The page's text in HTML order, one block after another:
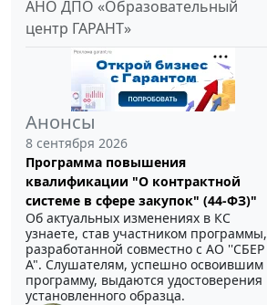
АНО ДПО «Образовательный
центр ГАРАНТ»
Анонсы
8 сентября 2026
Программа повышения
квалификации "О контрактной
системе в сфере закупок" (44-ФЗ)"
Об актуальных изменениях в КС
узнаете, став участником программы,
разработанной совместно с АО ''СБЕР
А". Слушателям, успешно освоившим
программу, выдаются удостоверения
установленного образца.